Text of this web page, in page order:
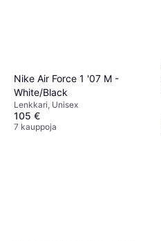
Nike Air Force 1 '07 M -
White/Black
Lenkkari, Unisex
105 €
7 kauppoja